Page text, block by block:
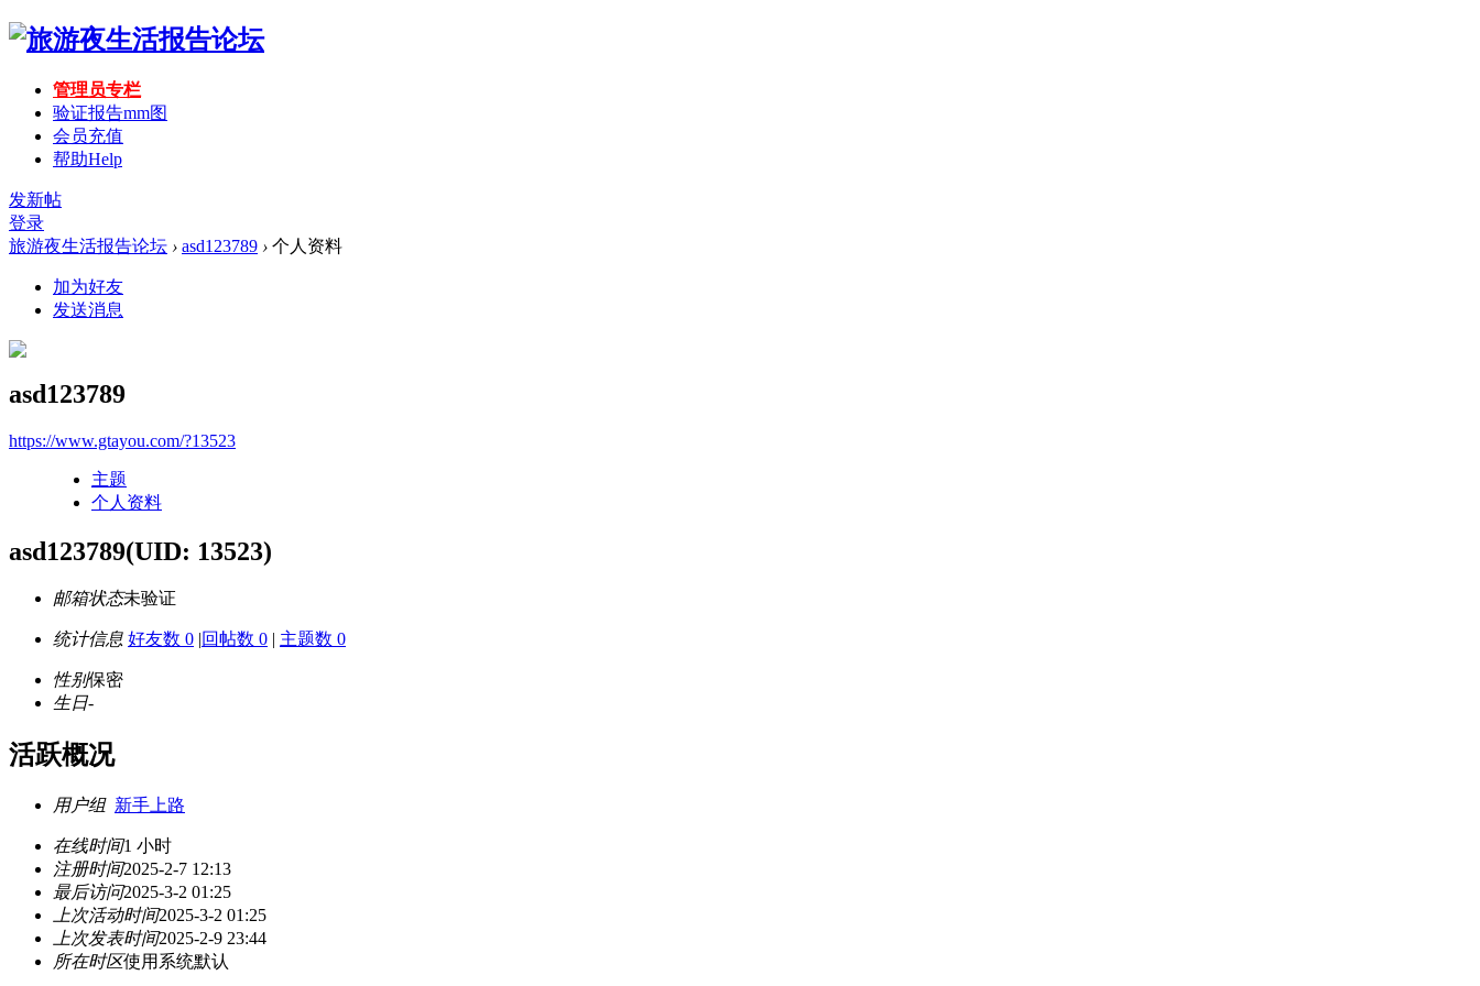
管理员专栏
验证报告mm图
会员充值
帮助Help
发新帖
登录
旅游夜生活报告论坛 › asd123789 › 个人资料
加为好友
发送消息
asd123789
https://www.gtayou.com/?13523
主题
个人资料
asd123789(UID: 13523)
邮箱状态未验证
统计信息 好友数 0 |回帖数 0 | 主题数 0
性别保密
生日-
活跃概况
用户组 新手上路
在线时间1 小时
注册时间2025-2-7 12:13
最后访问2025-3-2 01:25
上次活动时间2025-3-2 01:25
上次发表时间2025-2-9 23:44
所在时区使用系统默认